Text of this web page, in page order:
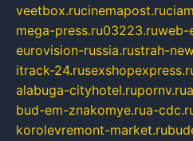
veetbox.rucinemapost.ru
mega-press.ru03223.ruweb-
eurovision-russia.rustrah-
itrack-24.ru
alabuga-cityhotel.rupornv.ru
bud-em-znakomye.rua-
korolevremont-market.ru